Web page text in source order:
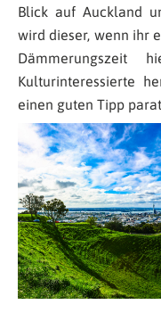
Blick auf Auckland
wird dieser, wenn ihr
Dämmerungszeit
Kulturinteressierte
einen guten Tipp